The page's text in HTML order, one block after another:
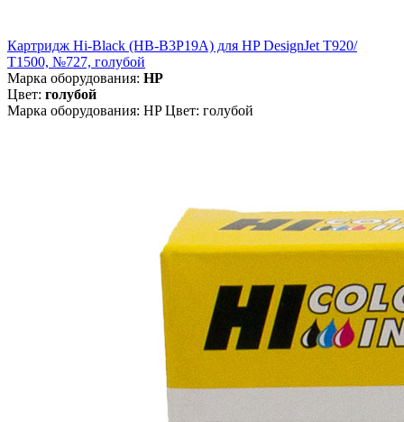
Картридж Hi-Black (HB-B3P19A) для HP DesignJet T920/
T1500, №727, голубой
Марка оборудования: HP
Цвет: голубой
Марка оборудования: HP Цвет: голубой